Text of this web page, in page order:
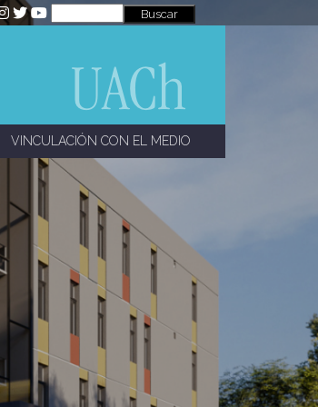
VINCULACIÓN CON EL MEDIO